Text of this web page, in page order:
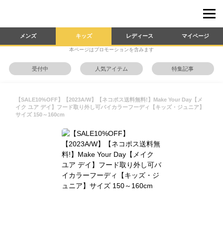
メンズ キッズ レディース マイページ
本ページはプロモーションを含みます
受付中 人気アイテム 特集記事
【SALE10%OFF】【2023A/W】【ネコポス送料無料!】Make Your Day【メ
イク ユア デイ】フード取り外し可バイカラーフーディ【キッズ・ジュニア】
サイズ 150～160cm